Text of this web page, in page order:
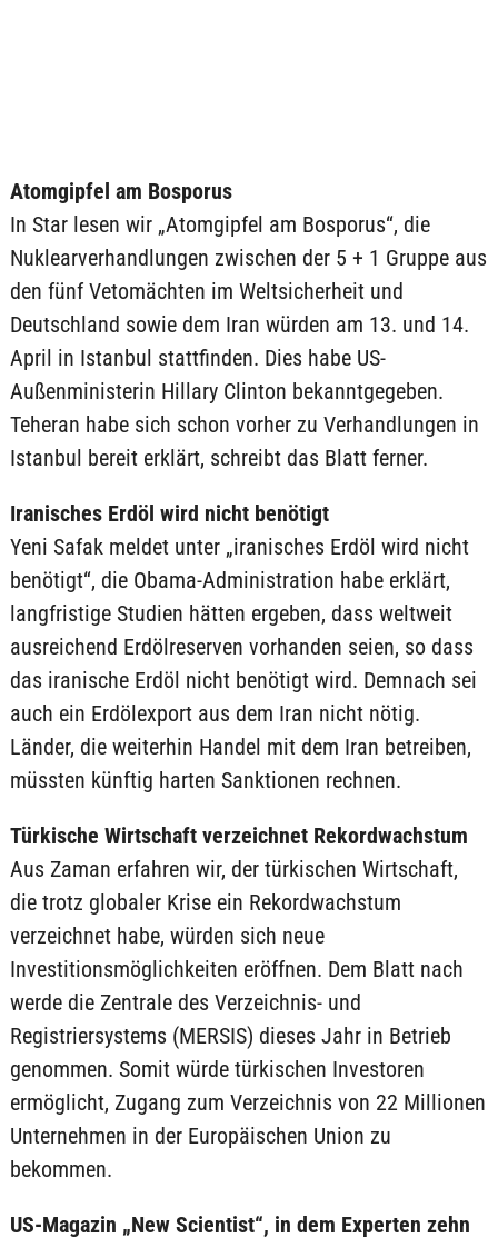
Atomgipfel am Bosporus
In Star lesen wir „Atomgipfel am Bosporus“, die
Nuklearverhandlungen zwischen der 5 + 1 Gruppe aus
den fünf Vetomächten im Weltsicherheit und
Deutschland sowie dem Iran würden am 13. und 14.
April in Istanbul stattfinden. Dies habe US-
Außenministerin Hillary Clinton bekanntgegeben.
Teheran habe sich schon vorher zu Verhandlungen in
Istanbul bereit erklärt, schreibt das Blatt ferner.
Iranisches Erdöl wird nicht benötigt
Yeni Safak meldet unter „iranisches Erdöl wird nicht
benötigt“, die Obama-Administration habe erklärt,
langfristige Studien hätten ergeben, dass weltweit
ausreichend Erdölreserven vorhanden seien, so dass
das iranische Erdöl nicht benötigt wird. Demnach sei
auch ein Erdölexport aus dem Iran nicht nötig.
Länder, die weiterhin Handel mit dem Iran betreiben,
müssten künftig harten Sanktionen rechnen.
Türkische Wirtschaft verzeichnet Rekordwachstum
Aus Zaman erfahren wir, der türkischen Wirtschaft,
die trotz globaler Krise ein Rekordwachstum
verzeichnet habe, würden sich neue
Investitionsmöglichkeiten eröffnen. Dem Blatt nach
werde die Zentrale des Verzeichnis- und
Registriersystems (MERSIS) dieses Jahr in Betrieb
genommen. Somit würde türkischen Investoren
ermöglicht, Zugang zum Verzeichnis von 22 Millionen
Unternehmen in der Europäischen Union zu
bekommen.
US-Magazin „New Scientist“, in dem Experten zehn